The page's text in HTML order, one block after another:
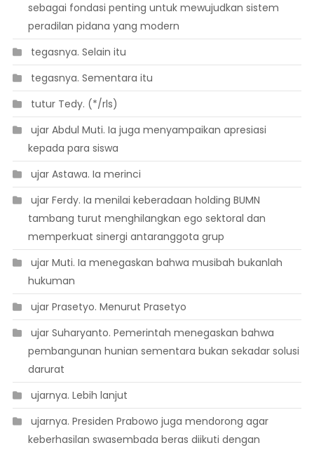
sebagai fondasi penting untuk mewujudkan sistem
peradilan pidana yang modern
 tegasnya. Selain itu
 tegasnya. Sementara itu
 tutur Tedy. (*/rls)
 ujar Abdul Muti. Ia juga menyampaikan apresiasi
kepada para siswa
 ujar Astawa. Ia merinci
 ujar Ferdy. Ia menilai keberadaan holding BUMN
tambang turut menghilangkan ego sektoral dan
memperkuat sinergi antaranggota grup
 ujar Muti. Ia menegaskan bahwa musibah bukanlah
hukuman
 ujar Prasetyo. Menurut Prasetyo
 ujar Suharyanto. Pemerintah menegaskan bahwa
pembangunan hunian sementara bukan sekadar solusi
darurat
 ujarnya. Lebih lanjut
 ujarnya. Presiden Prabowo juga mendorong agar
keberhasilan swasembada beras diikuti dengan